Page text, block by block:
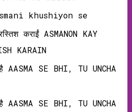
khushiyon se
कराईं ASMANON KAY
KARAIN
SE BHI, TU UNCHA
SE BHI, TU UNCHA